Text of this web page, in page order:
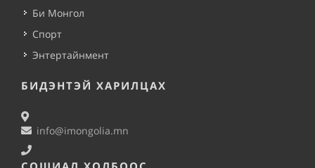
Би Монгол
Спорт
Энтертайнмент
БИДЭНТЭЙ ХАРИЛЦАХ
info@imongolia.mn